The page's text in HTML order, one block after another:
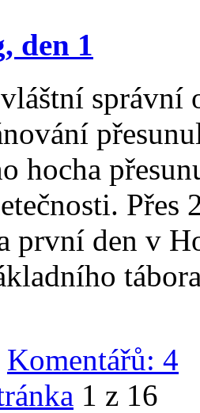
den 1
správní
hocha
Přes
první den v
Komentářů: 4
1 z 16